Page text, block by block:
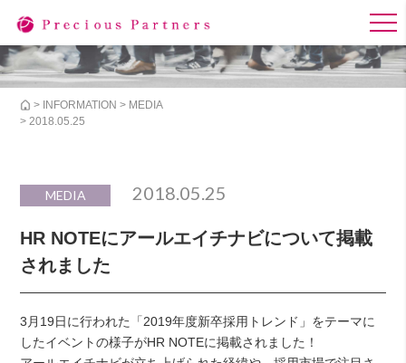
> INFORMATION > MEDIA
> 2018.05.25
MEDIA 2018.05.25
HR NOTEにアールエイチナビについて掲載
されました
3月19日に行われた「2019年度新卒採用トレンド」をテーマに
したイベントの様子がHR NOTEに掲載されました！